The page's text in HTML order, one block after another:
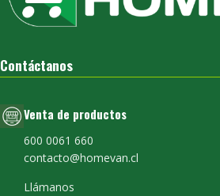
Contáctanos
Venta de productos
600 0061 660
contacto@homevan.cl
Llámanos